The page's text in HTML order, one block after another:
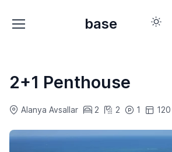
base
2+1 Penthouse
Alanya Avsallar 2 2 1 120